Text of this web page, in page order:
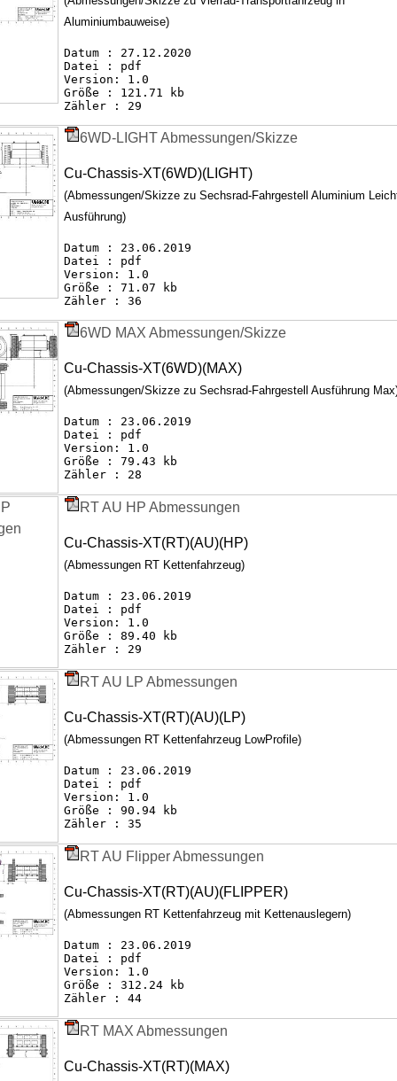
Aluminiumbauweise)
Datum : 27.12.2020
Datei : pdf
Version: 1.0
Größe : 121.71 kb
Zähler : 29
6WD-LIGHT Abmessungen/Skizze
Cu-Chassis-XT(6WD)(LIGHT)
(Abmessungen/Skizze zu Sechsrad-Fahrgestell Aluminium
Ausführung)
Datum : 23.06.2019
Datei : pdf
Version: 1.0
Größe : 71.07 kb
Zähler : 36
6WD MAX Abmessungen/Skizze
Cu-Chassis-XT(6WD)(MAX)
(Abmessungen/Skizze zu Sechsrad-Fahrgestell Ausführung
Datum : 23.06.2019
Datei : pdf
Version: 1.0
Größe : 79.43 kb
Zähler : 28
RT AU HP Abmessungen
Cu-Chassis-XT(RT)(AU)(HP)
(Abmessungen RT Kettenfahrzeug)
Datum : 23.06.2019
Datei : pdf
Version: 1.0
Größe : 89.40 kb
Zähler : 29
RT AU LP Abmessungen
Cu-Chassis-XT(RT)(AU)(LP)
(Abmessungen RT Kettenfahrzeug LowProfile)
Datum : 23.06.2019
Datei : pdf
Version: 1.0
Größe : 90.94 kb
Zähler : 35
RT AU Flipper Abmessungen
Cu-Chassis-XT(RT)(AU)(FLIPPER)
(Abmessungen RT Kettenfahrzeug mit Kettenauslegern)
Datum : 23.06.2019
Datei : pdf
Version: 1.0
Größe : 312.24 kb
Zähler : 44
RT MAX Abmessungen
Cu-Chassis-XT(RT)(MAX)